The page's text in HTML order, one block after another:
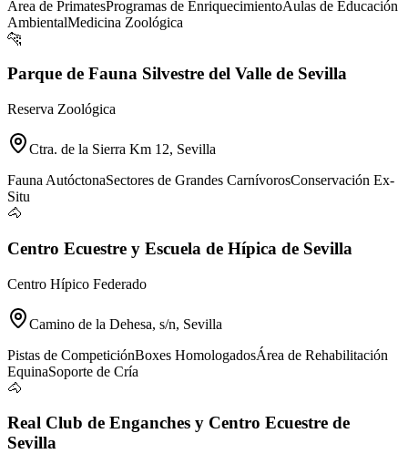
Área de PrimatesProgramas de EnriquecimientoAulas de Educación
AmbientalMedicina Zoológica
🐆
Parque de Fauna Silvestre del Valle de Sevilla
Reserva Zoológica
Ctra. de la Sierra Km 12, Sevilla
Fauna AutóctonaSectores de Grandes CarnívorosConservación Ex-
Situ
🐴
Centro Ecuestre y Escuela de Hípica de Sevilla
Centro Hípico Federado
Camino de la Dehesa, s/n, Sevilla
Pistas de CompeticiónBoxes HomologadosÁrea de Rehabilitación
EquinaSoporte de Cría
🐴
Real Club de Enganches y Centro Ecuestre de
Sevilla